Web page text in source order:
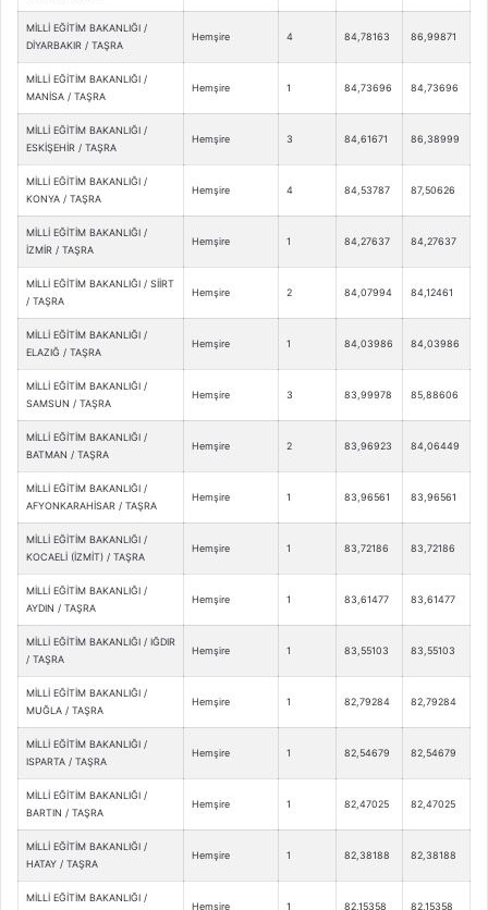
MİLLİ EĞİTİM BAKANLIĞI /
DİYARBAKIR / TAŞRA
Hemşire 4 84,78163 86,99871
MİLLİ EĞİTİM BAKANLIĞI /
MANİSA / TAŞRA
Hemşire 1 84,73696 84,73696
MİLLİ EĞİTİM BAKANLIĞI /
ESKİŞEHİR / TAŞRA
Hemşire 3 84,61671 86,38999
MİLLİ EĞİTİM BAKANLIĞI /
KONYA / TAŞRA
Hemşire 4 84,53787 87,50626
MİLLİ EĞİTİM BAKANLIĞI /
İZMİR / TAŞRA
Hemşire 1 84,27637 84,27637
MİLLİ EĞİTİM BAKANLIĞI / SİİRT
/ TAŞRA
Hemşire 2 84,07994 84,12461
MİLLİ EĞİTİM BAKANLIĞI /
ELAZIĞ / TAŞRA
Hemşire 1 84,03986 84,03986
MİLLİ EĞİTİM BAKANLIĞI /
SAMSUN / TAŞRA
Hemşire 3 83,99978 85,88606
MİLLİ EĞİTİM BAKANLIĞI /
BATMAN / TAŞRA
Hemşire 2 83,96923 84,06449
MİLLİ EĞİTİM BAKANLIĞI /
AFYONKARAHİSAR / TAŞRA
Hemşire 1 83,96561 83,96561
MİLLİ EĞİTİM BAKANLIĞI /
KOCAELİ (İZMİT) / TAŞRA
Hemşire 1 83,72186 83,72186
MİLLİ EĞİTİM BAKANLIĞI /
AYDIN / TAŞRA
Hemşire 1 83,61477 83,61477
MİLLİ EĞİTİM BAKANLIĞI / IĞDIR
/ TAŞRA
Hemşire 1 83,55103 83,55103
MİLLİ EĞİTİM BAKANLIĞI /
MUĞLA / TAŞRA
Hemşire 1 82,79284 82,79284
MİLLİ EĞİTİM BAKANLIĞI /
ISPARTA / TAŞRA
Hemşire 1 82,54679 82,54679
MİLLİ EĞİTİM BAKANLIĞI /
BARTIN / TAŞRA
Hemşire 1 82,47025 82,47025
MİLLİ EĞİTİM BAKANLIĞI /
HATAY / TAŞRA
Hemşire 1 82,38188 82,38188
MİLLİ EĞİTİM BAKANLIĞI /
Hemşire 1 82,15358 82,15358